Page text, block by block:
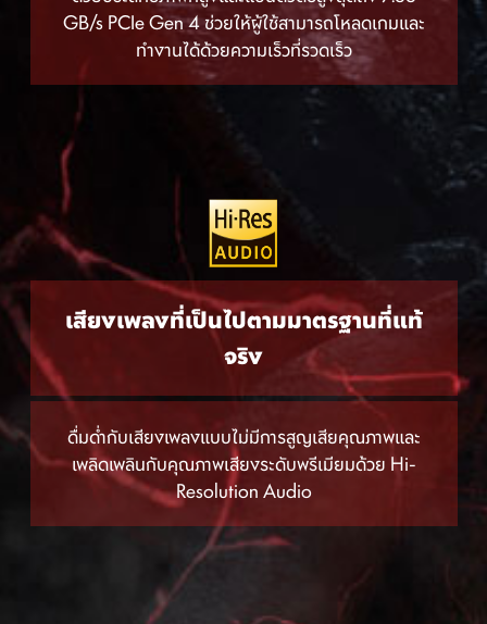
ด้วยประสิทธิภาพที่สูงและแบนด์วิดธ์สูงสุดถึง 7.88
GB/s PCIe Gen 4 ช่วยให้ผู้ใช้สามารถโหลดเกมและ
ทำงานได้ด้วยความเร็วที่รวดเร็ว
เสียงเพลงที่เป็นไปตามมาตรฐานที่แท้
จริง
ดื่มด่ำกับเสียงเพลงแบบไม่มีการสูญเสียคุณภาพและ
เพลิดเพลินกับคุณภาพเสียงระดับพรีเมียมด้วย Hi-
Resolution Audio